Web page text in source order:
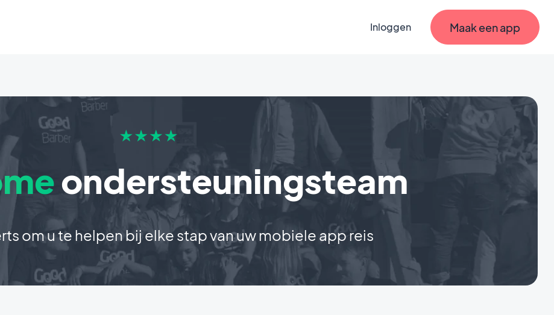
Inloggen Maak een app
ondersteuningsteam
om u te helpen bij elke stap van uw mobiele app reis